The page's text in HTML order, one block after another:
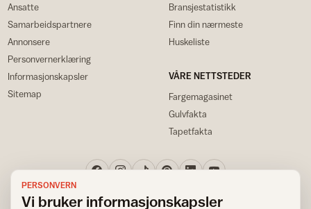
Ansatte
Samarbeidspartnere
Annonsere
Personvernerklæring
Informasjonskapsler
Sitemap
Bransjestatistikk
Finn din nærmeste
Huskeliste
VÅRE NETTSTEDER
Fargemagasinet
Gulvfakta
Tapetfakta
PERSONVERN
Vi bruker informasjonskapsler